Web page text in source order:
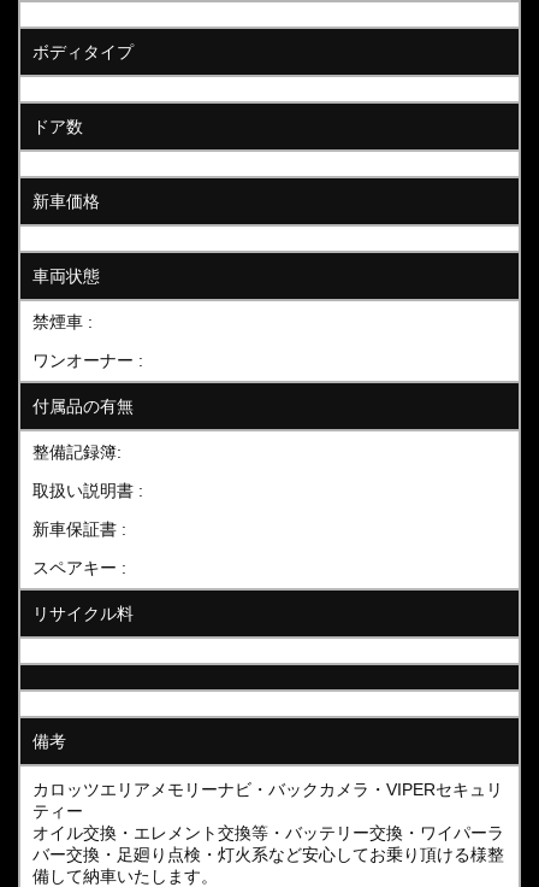
ボディタイプ
ドア数
新車価格
車両状態
禁煙車 :
ワンオーナー :
付属品の有無
整備記録簿:
取扱い説明書 :
新車保証書 :
スペアキー :
リサイクル料
備考
カロッツエリアメモリーナビ・バックカメラ・VIPERセキュリ
ティー
オイル交換・エレメント交換等・バッテリー交換・ワイパーラ
バー交換・足廻り点検・灯火系など安心してお乗り頂ける様整
備して納車いたします。